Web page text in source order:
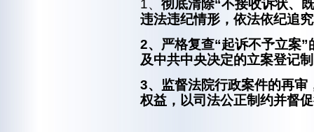
1、 彻底清除“不接收诉状、
违法违纪情形，依法依纪追
2、严格复查“起诉不予立案
及中共中央决定的立案登记
3、监督法院行政案件的再审
权益，以司法公正制约并督